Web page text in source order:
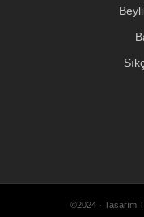
©2024 · Tasarım